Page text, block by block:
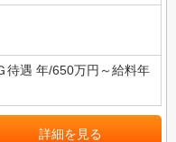
遇 年/650万円～給料年
詳細を見る